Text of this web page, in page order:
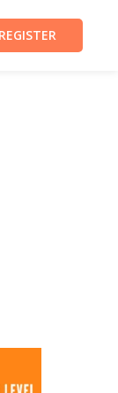
REGISTER